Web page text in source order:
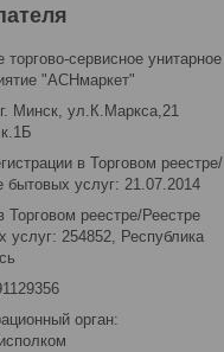
торгово-сервисное унитарное
"АСНмаркет"
Минск, ул.К.Маркса,21
в Торговом реестре/
бытовых услуг: 21.07.2014
Торговом реестре/Реестре
услуг: 254852, Республика
орган: